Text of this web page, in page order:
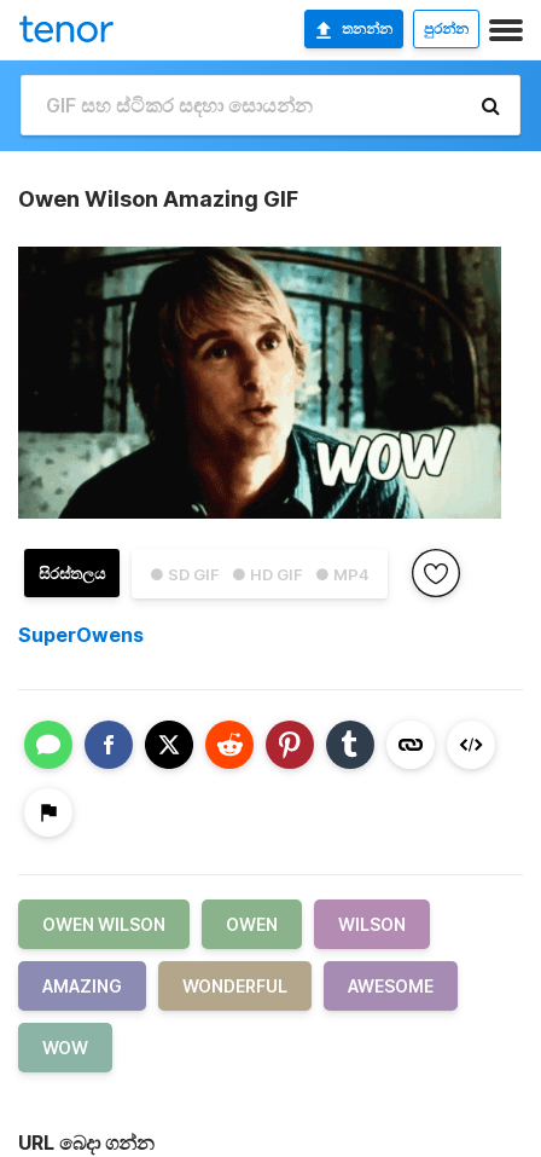
තනන්න පුරන්න
Owen Wilson Amazing GIF
● SD GIF ● HD GIF ● MP4
සිරස්තලය
SuperOwens
OWEN WILSON OWEN WILSON
AMAZING WONDERFUL AWESOME
WOW
URL බෙදා ගන්න